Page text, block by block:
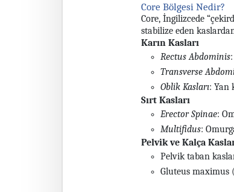
Core Bölgesi Nedir?
Core, İngilizcede
stabilize eden
Karın Kasları
Rectus Abdominis
Transverse
Oblik Kasları: Yan
Sırt Kasları
Erector Spinae:
Multifidus:
Pelvik ve Kalça
Pelvik taban
Gluteus maximus